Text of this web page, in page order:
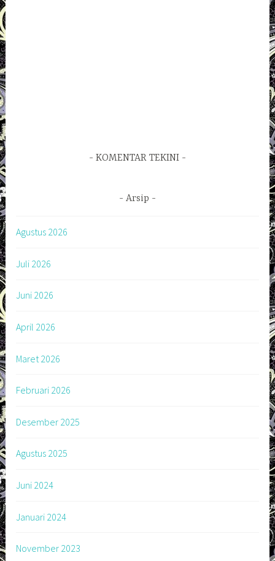
KOMENTAR TEKINI
Arsip
Agustus 2026
Juli 2026
Juni 2026
April 2026
Maret 2026
Februari 2026
Desember 2025
Agustus 2025
Juni 2024
Januari 2024
November 2023